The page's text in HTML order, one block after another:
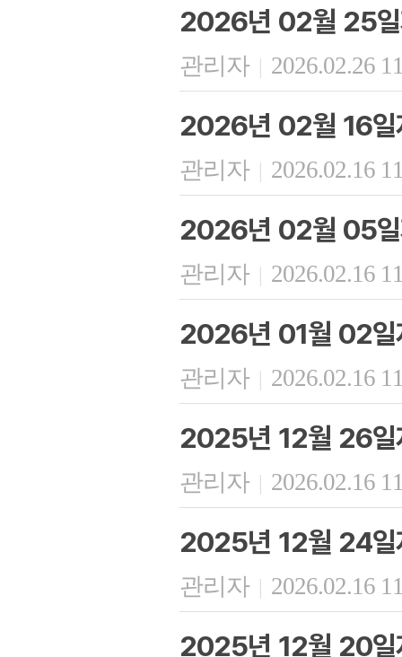
2026년 02월 25일
관리자 | 2026.02.26
2026년 02월 16일
관리자 | 2026.02.16
2026년 02월 05일
관리자 | 2026.02.16
2026년 01월 02일
관리자 | 2026.02.16
2025년 12월 26일
관리자 | 2026.02.16
2025년 12월 24일
관리자 | 2026.02.16
2025년 12월 20일